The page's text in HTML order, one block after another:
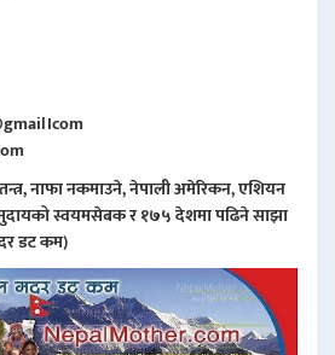
नाफा नकमाउने, नेपाली अमेरिकन, एशियन
स्वयमसेबक र १७५ देशमा पढिने साझा
डट कम)